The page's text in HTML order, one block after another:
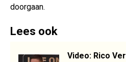
doorgaan.
Lees ook
Video: Rico